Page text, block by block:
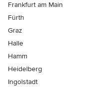
Frankfurt am Main
Fürth
Graz
Halle
Hamm
Heidelberg
Ingolstadt